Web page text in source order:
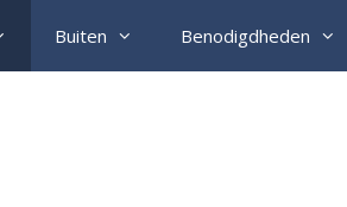
Buiten Benodigdheden